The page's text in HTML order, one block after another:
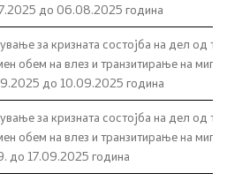
до сите услуги
до 06.08.2025 година
за кризната состојба на дел од
обем на влез и транзитирање на
до 10.09.2025 година
за кризната состојба на дел од
обем на влез и транзитирање на
до 17.09.2025 година